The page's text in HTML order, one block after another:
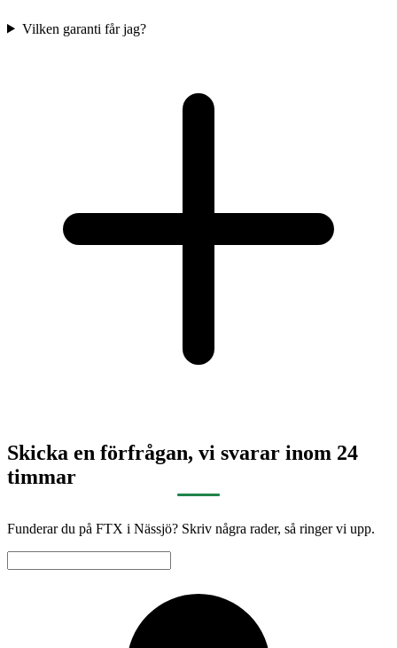
Vilken garanti får jag?
Skicka en förfrågan, vi svarar inom 24
timmar
Funderar du på FTX i Nässjö? Skriv några rader, så ringer vi upp.